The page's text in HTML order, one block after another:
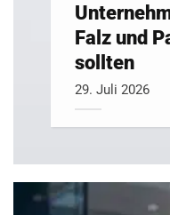
Falz und
sollten
29. Juli 2026